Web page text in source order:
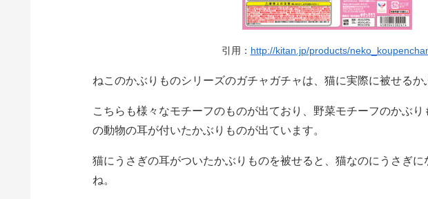
引用： http://kitan.jp/products/
ねこのかぶりものシリーズのガチャガチャは、猫に実際に被せるか
こちらも様々なモチーフのものが出ており、野菜モチーフのかぶ
の動物の耳が付いたかぶりものが出ています。
猫にうさぎの耳がついたかぶりものを被せると、猫なのにうさぎ
ね。